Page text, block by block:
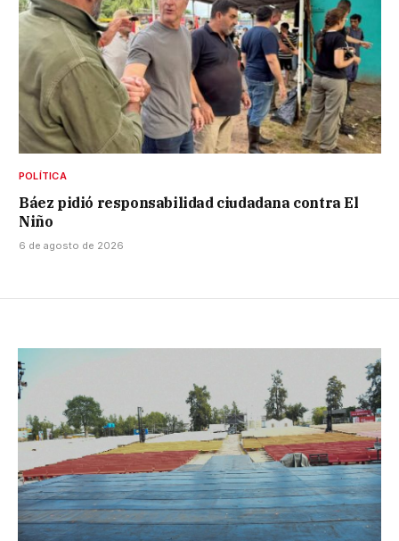
POLÍTICA
Báez pidió responsabilidad ciudadana contra El
Niño
6 de agosto de 2026